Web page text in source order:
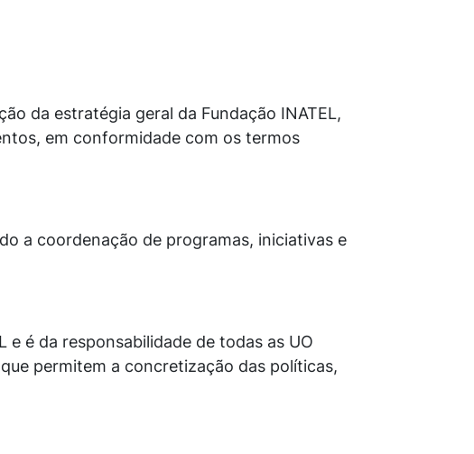
da estratégia geral da Fundação INATEL,
em conformidade com os termos
a coordenação de programas, iniciativas e
e é da responsabilidade de todas as UO
permitem a concretização das políticas,